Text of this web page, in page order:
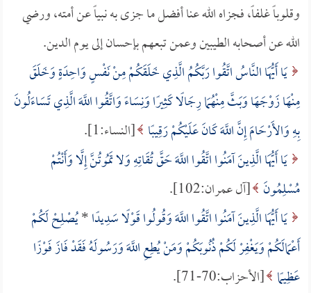
وقلوباً غلفاً، فجزاه الله عنا أفضل ما جزى به نبياً عن أمته، ورضي
الله عن أصحابه الطيبين وعمن تبعهم بإحسان إلى يوم الدين.
يَا أَيُّهَا النَّاسُ اتَّقُوا رَبَّكُمُ الَّذِي خَلَقَكُمْ مِنْ نَفْسٍ وَاحِدَةٍ وَخَلَقَ
مِنْهَا زَوْجَهَا وَبَثَّ مِنْهُمَا رِجَالًا كَثِيرًا وَنِسَاءً وَاتَّقُوا اللَّهَ الَّذِي تَسَاءَلُونَ
بِهِ وَالأَرْحَامَ إِنَّ اللَّهَ كَانَ عَلَيْكُمْ رَقِيبًا [النساء:1].
يَا أَيُّهَا الَّذِينَ آمَنُوا اتَّقُوا اللَّهَ حَقَّ تُقَاتِهِ وَلا تَمُوتُنَّ إِلَّا وَأَنْتُمْ
مُسْلِمُونَ [آل عمران:102].
يَا أَيُّهَا الَّذِينَ آمَنُوا اتَّقُوا اللَّهَ وَقُولُوا قَوْلًا سَدِيدًا*يُصْلِحْ لَكُمْ
أَعْمَالَكُمْ وَيَغْفِرْ لَكُمْ ذُنُوبَكُمْ وَمَنْ يُطِعِ اللَّهَ وَرَسُولَهُ فَقَدْ فَازَ فَوْزًا
عَظِيمًا [الأحزاب:70-71].